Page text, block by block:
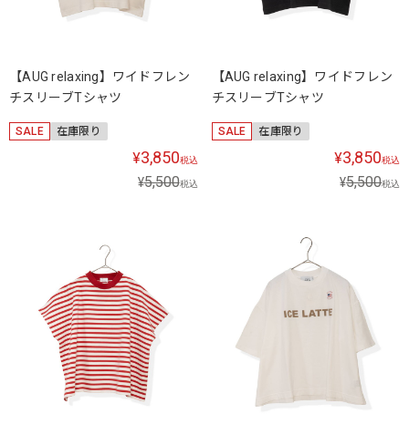
【AUG relaxing】ワイドフレン
チスリーブTシャツ
SALE 在庫限り
¥3,850税込
¥5,500税込
【AUG relaxing】ワイドフレン
チスリーブTシャツ
SALE 在庫限り
¥3,850税込
¥5,500税込